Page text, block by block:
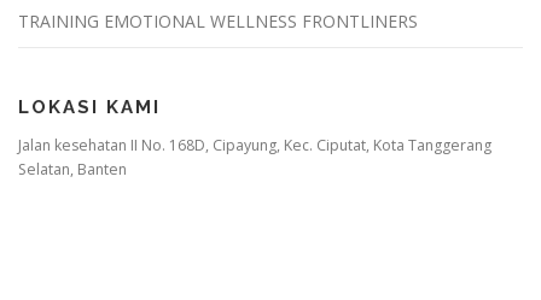
TRAINING EMOTIONAL WELLNESS FRONTLINERS
LOKASI KAMI
Jalan kesehatan II No. 168D, Cipayung, Kec. Ciputat, Kota Tanggerang
Selatan, Banten